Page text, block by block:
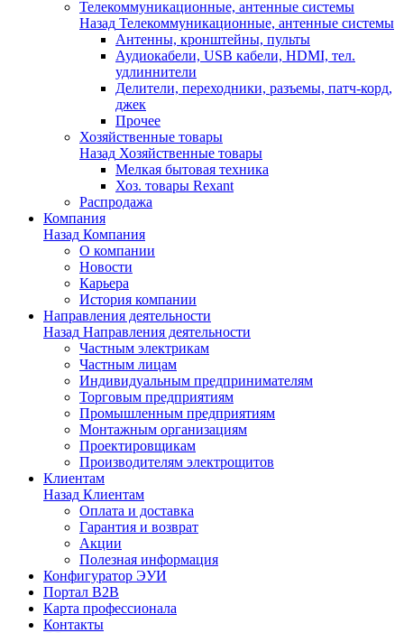
Телекоммуникационные, антенные системы
Назад Телекоммуникационные, антенные системы
Антенны, кронштейны, пульты
Аудиокабели, USB кабели, HDMI, тел.
удлиннители
Делители, переходники, разъемы, патч-корд,
джек
Прочее
Хозяйственные товары
Назад Хозяйственные товары
Мелкая бытовая техника
Хоз. товары Rexant
Распродажа
Компания
Назад Компания
О компании
Новости
Карьера
История компании
Направления деятельности
Назад Направления деятельности
Частным электрикам
Частным лицам
Индивидуальным предпринимателям
Торговым предприятиям
Промышленным предприятиям
Монтажным организациям
Проектировщикам
Производителям электрощитов
Клиентам
Назад Клиентам
Оплата и доставка
Гарантия и возврат
Акции
Полезная информация
Конфигуратор ЭУИ
Портал B2B
Карта профессионала
Контакты